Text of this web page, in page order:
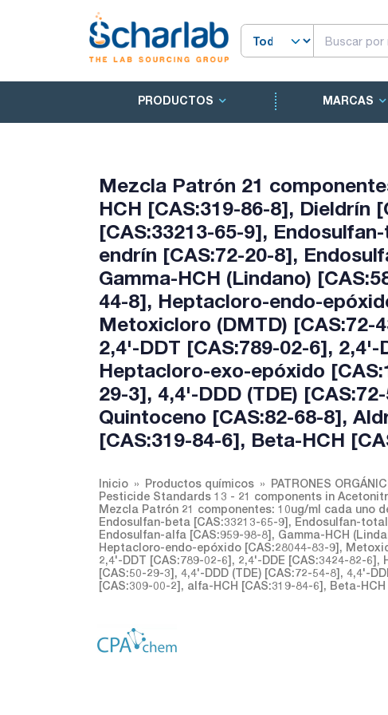
PRODUCTOS MARCAS
Mezcla Patrón 21
HCH [CAS:319-86-8], Dieldrín
[CAS:33213-65-9],
endrín [CAS:72-20-8],
Gamma-HCH (Lindano)
44-8], Heptacloro-endo-
Metoxicloro (DMTD) [CAS:72-
2,4'-DDT [CAS:789-02-6], 2,4'-
Heptacloro-exo-epóxido
29-3], 4,4'-DDD (TDE)
Quintoceno [CAS:82-68-8],
[CAS:319-84-6], Beta-HCH
Inicio Productos químicos
PATRONES
Pesticide Standards 13 - 21 components in
Mezcla Patrón 21 componentes: 10ug/ml cada uno
Endosulfan-beta [CAS:33213-65-9], Endosulfan-
Endosulfan-alfa [CAS:959-98-8], Gamma-HCH
Heptacloro-endo-epóxido [CAS:28044-83-9],
2,4'-DDT [CAS:789-02-6], 2,4'-DDE [CAS:3424-82-
[CAS:50-29-3], 4,4'-DDD (TDE) [CAS:72-54-8], 4,4'-
[CAS:309-00-2], alfa-HCH [CAS:319-84-6], Beta-